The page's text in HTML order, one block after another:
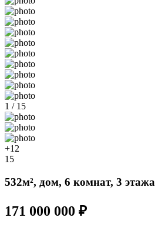
1 / 15
+12
15
532м², дом, 6 комнат, 3 этажа
171 000 000 ₽